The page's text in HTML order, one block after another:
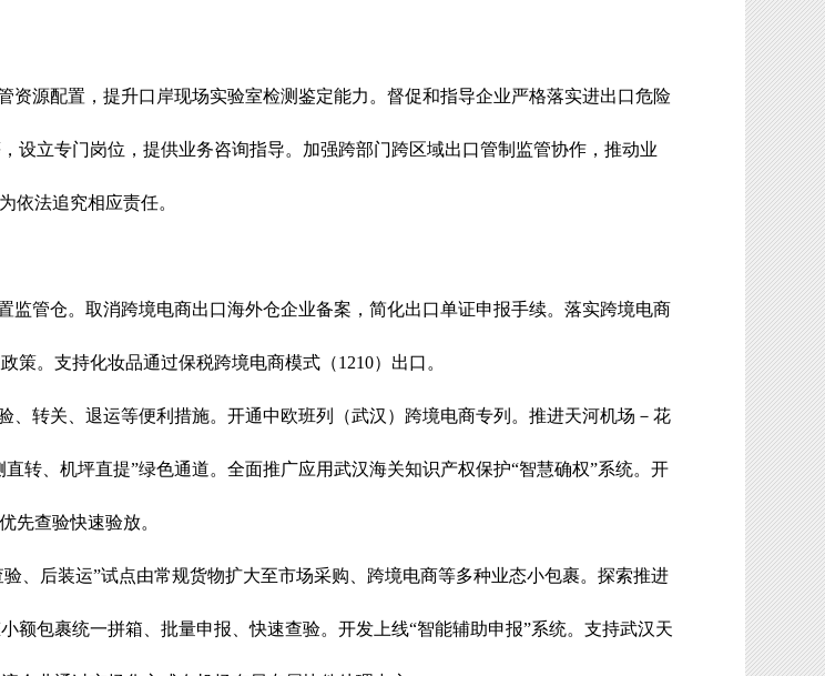
资源配置，提升口岸现场实验室检测鉴定能力。督促和指导企业严格落实进出口危险
设立专门岗位，提供业务咨询指导。加强跨部门跨区域出口管制监管协作，推动业
依法追究相应责任。
监管仓。 取消跨境电商出口海外仓企业备案，简化出口单证申报手续。落实跨境电商
策。支持化妆品通过保税跨境电商模式（1210）出口。
、转关、退运等便利措施。开通中欧班列（武汉）跨境电商专列。 推进天河机场－花
直转、机坪直提”绿色通道。全面推广应用武汉海关知识产权保护“智慧确权”系统。开
优先查验快速验放。
验、后装运”试点由常规货物扩大至市场采购、跨境电商等多种业态小包裹。探索推进
额包裹统一拼箱、批量申报、快速查验。开发上线“智能辅助申报”系统。 支持武汉天